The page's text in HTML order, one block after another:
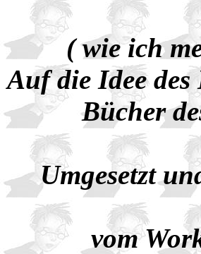
( wie ich
Auf die Idee
Bücher
Umgesetzt
vom